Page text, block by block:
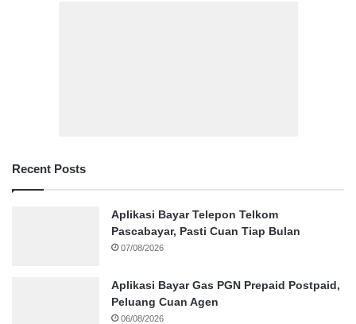
Recent Posts
Aplikasi Bayar Telepon Telkom
Pascabayar, Pasti Cuan Tiap Bulan
07/08/2026
Aplikasi Bayar Gas PGN Prepaid Postpaid,
Peluang Cuan Agen
06/08/2026